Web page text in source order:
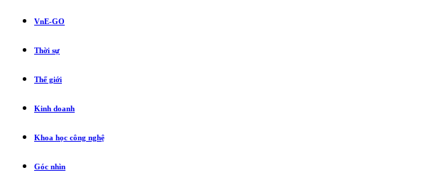
VnE-GO
Thời sự
Thế giới
Kinh doanh
Khoa học công nghệ
Góc nhìn